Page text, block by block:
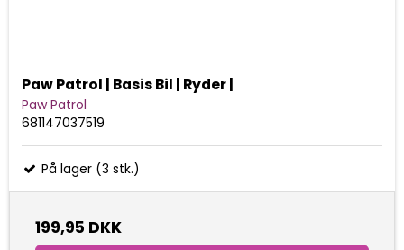
Paw Patrol | Basis Bil | Ryder |
Paw Patrol
681147037519
På lager (3 stk.)
199,95 DKK